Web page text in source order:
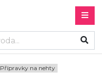
Přípravky na nehty